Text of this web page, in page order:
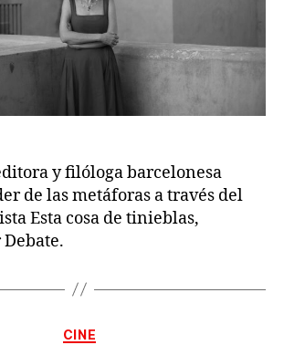
y filóloga barcelonesa
de las metáforas a través del
Esta cosa de tinieblas,
Categorías
CINE